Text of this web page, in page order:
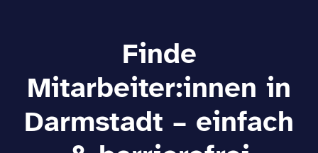
Finde
Mitarbeiter:innen in
Darmstadt – einfach